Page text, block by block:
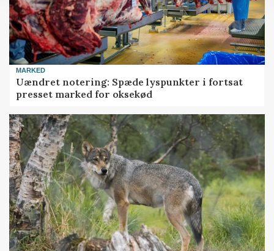
MARKED
Uændret notering: Spæde lyspunkter i fortsat
presset marked for oksekød